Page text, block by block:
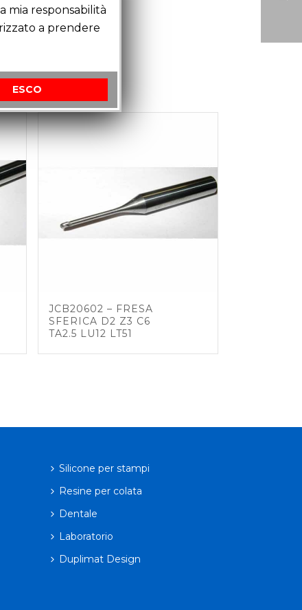
JCB20602 – FRESA
SFERICA D2 Z3 C6
TA2.5 LU12 LT51
Silicone per stampi
Resine per colata
Dentale
Laboratorio
Duplimat Design
mia responsabilità
a prendere
ESCO